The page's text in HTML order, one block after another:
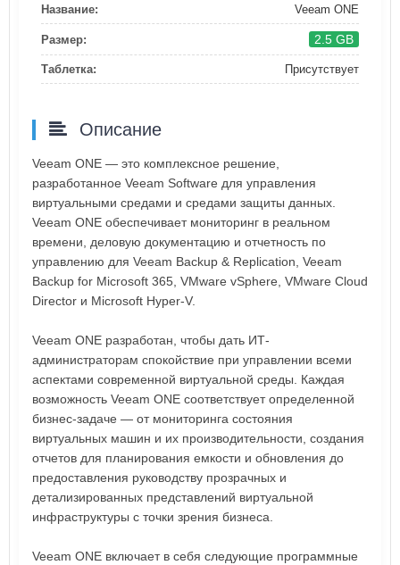
Название: Veeam ONE
Размер: 2.5 GB
Таблетка: Присутствует
Описание
Veeam ONE — это комплексное решение,
разработанное Veeam Software для управления
виртуальными средами и средами защиты данных.
Veeam ONE обеспечивает мониторинг в реальном
времени, деловую документацию и отчетность по
управлению для Veeam Backup & Replication, Veeam
Backup for Microsoft 365, VMware vSphere, VMware Cloud
Director и Microsoft Hyper-V.
Veeam ONE разработан, чтобы дать ИТ-
администраторам спокойствие при управлении всеми
аспектами современной виртуальной среды. Каждая
возможность Veeam ONE соответствует определенной
бизнес-задаче — от мониторинга состояния
виртуальных машин и их производительности, создания
отчетов для планирования емкости и обновления до
предоставления руководству прозрачных и
детализированных представлений виртуальной
инфраструктуры с точки зрения бизнеса.
Veeam ONE включает в себя следующие программные